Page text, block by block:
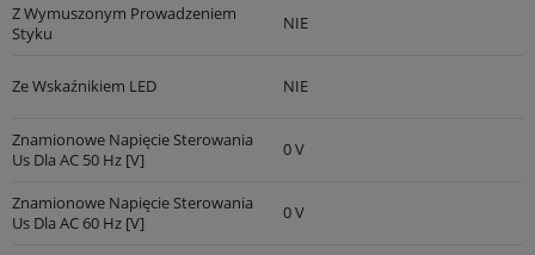
Z Wymuszonym Prowadzeniem
Styku
NIE
Ze Wskaźnikiem LED NIE
Znamionowe Napięcie Sterowania
Us Dla AC 50 Hz [V]
0 V
Znamionowe Napięcie Sterowania
Us Dla AC 60 Hz [V]
0 V